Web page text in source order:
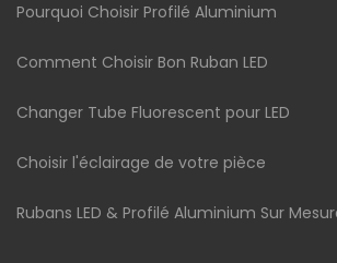
Pourquoi Choisir Profilé Aluminium
Comment Choisir Bon Ruban LED
Changer Tube Fluorescent pour LED
Choisir l'éclairage de votre pièce
Rubans LED & Profilé Aluminium Sur